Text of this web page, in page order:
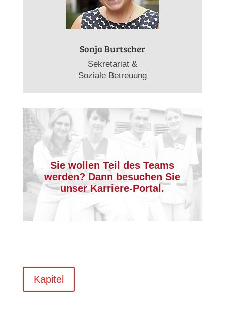
Sonja Burtscher
Sekretariat &
Soziale Betreuung
Sie wollen Teil des Teams
werden? Dann besuchen Sie
unser Karriere-Portal.
Kapitel